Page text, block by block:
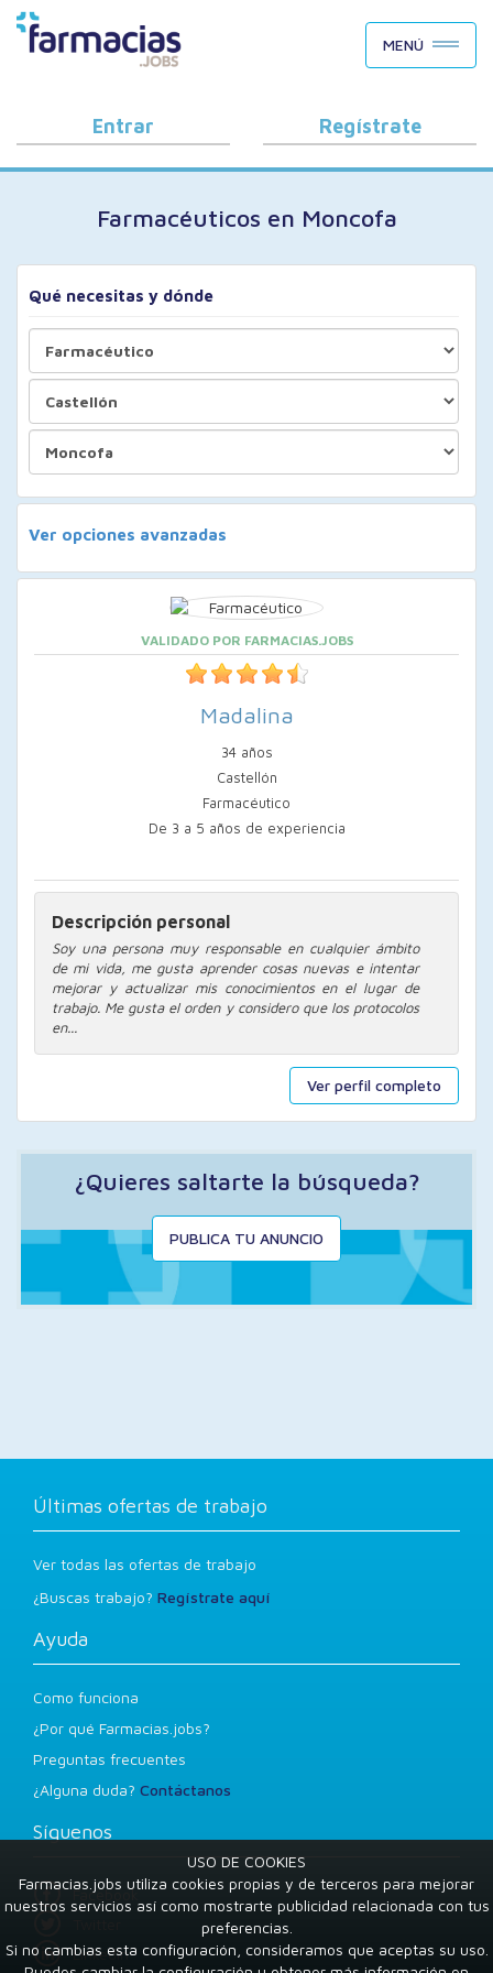
BUSCAR CANDIDATOS
OFERTAS DE EMPLEO
COMO FUNCIONA
PORQUÉ FARMACIAS.JOBS
MENÚ
Entrar Regístrate
Farmacéuticos en Moncofa
Qué necesitas y dónde
Ver opciones avanzadas
Ver perfil completo
VALIDADO POR FARMACIAS.JOBS
Madalina
34 años
Castellón
Farmacéutico
De 3 a 5 años de experiencia
Descripción personal
Soy una persona muy responsable en cualquier ámbito
de mi vida, me gusta aprender cosas nuevas e intentar
mejorar y actualizar mis conocimientos en el lugar de
trabajo. Me gusta el orden y considero que los protocolos
en...
¿Quieres saltarte la búsqueda?
PUBLICA TU ANUNCIO
Últimas ofertas de trabajo
Ver todas las ofertas de trabajo
¿Buscas trabajo? Regístrate aquí
Ayuda
Como funciona
¿Por qué Farmacias.jobs?
Preguntas frecuentes
¿Alguna duda? Contáctanos
Síguenos
Facebook
LinkedIn
USO DE COOKIES
Farmacias.jobs utiliza cookies propias y de terceros para mejorar
nuestros servicios así como mostrarte publicidad relacionada con tus
preferencias.
Si no cambias esta configuración, consideramos que aceptas su uso.